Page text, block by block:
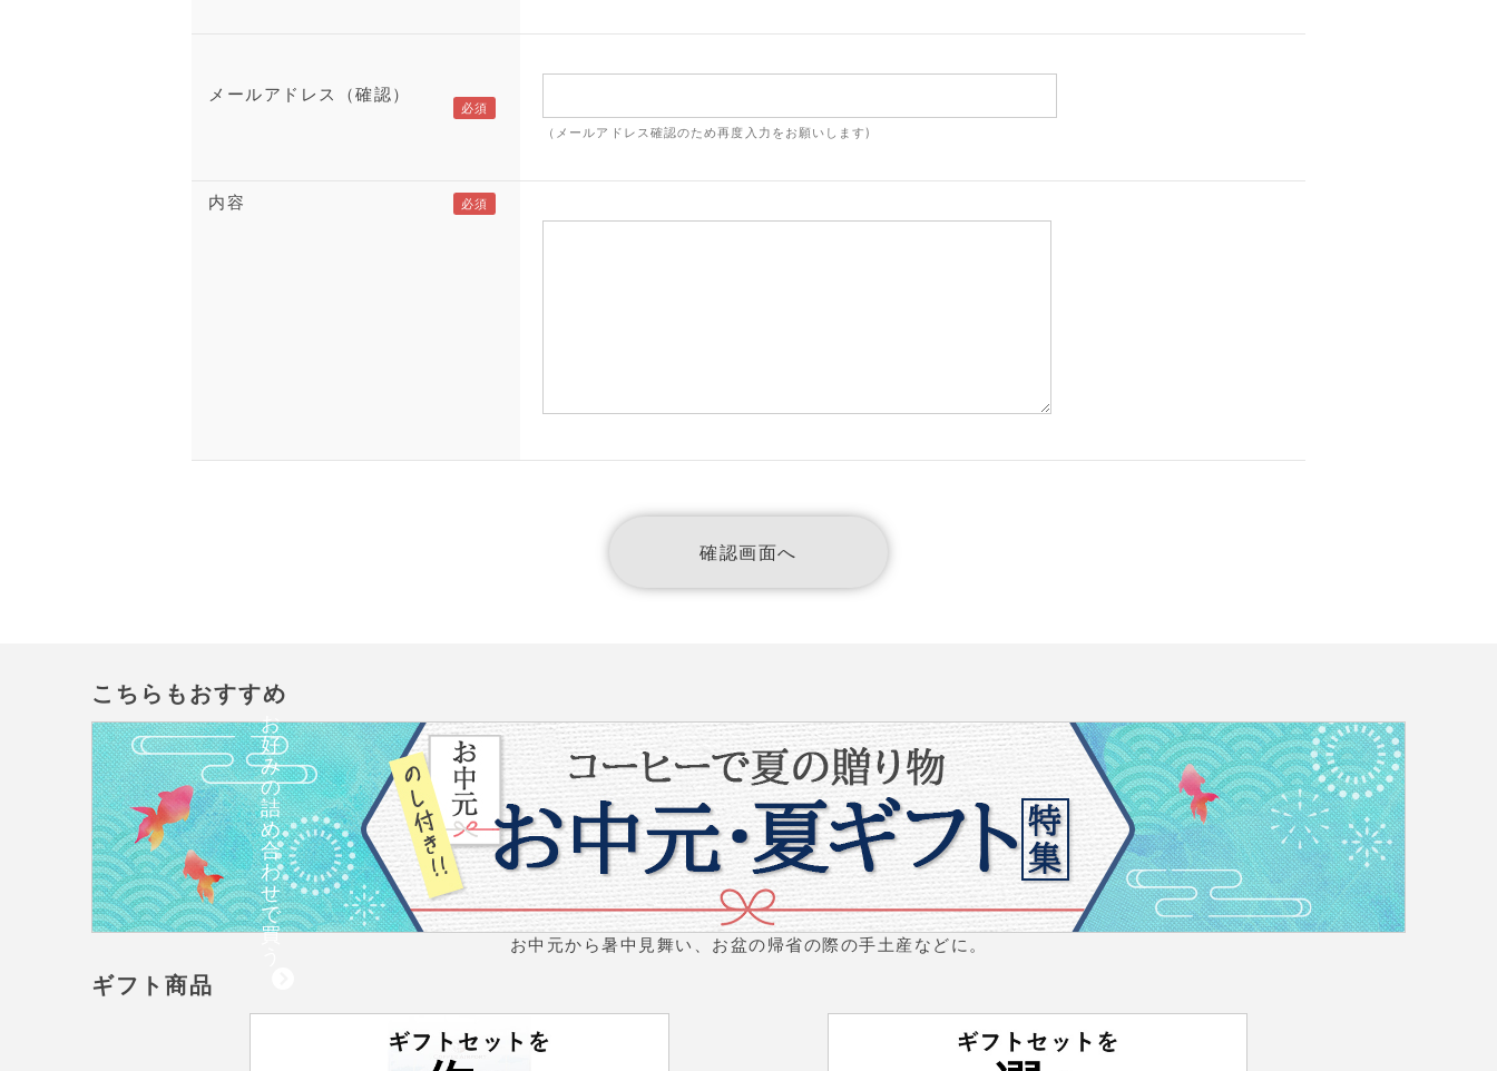
メールアドレス（確認）
（メールアドレス確認のため再度入力をお願いします)
内容
こちらもおすすめ
お中元から暑中見舞い、お盆の帰省の際の手土産などに。
ギフト商品
お
好
み
の
詰
め
合
わ
せ
で
買